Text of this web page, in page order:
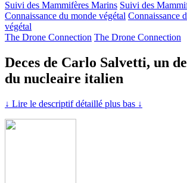
Suivi des Mammifères Marins Suivi des
Connaissance du monde végétal Connaissance
végétal
The Drone Connection The Drone Connection
Deces de Carlo Salvetti, un
du nucleaire italien
↓ Lire le descriptif détaillé plus bas ↓